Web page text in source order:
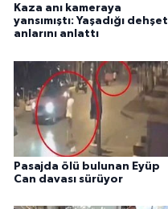
Kaza anı kameraya
yansımıştı: Yaşadığı dehşet
anlarını anlattı
Pasajda ölü bulunan Eyüp
Can davası sürüyor